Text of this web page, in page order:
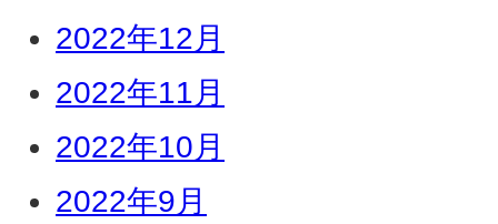
2022年12月
2022年11月
2022年10月
2022年9月